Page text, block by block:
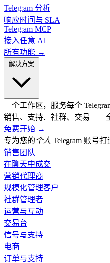
Telegram 分析
响应时间与 SLA
Telegram MCP
接入任意 AI
所有功能 →
解决方案
一个工作区，服务每个
销售、支持、社群、交易——全
免费开始 →
专为您的个人 Telegram 账号打
销售团队
在聊天中成交
营销代理商
规模化管理客户
社群管理者
运营与互动
交易台
信号与支持
电商
订单与支持